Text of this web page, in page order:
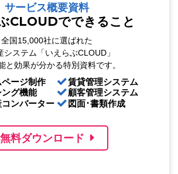
サービス概要資料
CLOUDでできること
全国15,000社に選ばれた
システム「いえらぶCLOUD」
と効果が分かる特別資料です。
ージ制作
ング機能
ンバーター
賃貸管理システム
顧客管理システム
図面･書類作成
無料ダウンロード